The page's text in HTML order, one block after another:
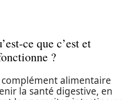
ce que c’est et
?
alimentaire
la santé digestive, en